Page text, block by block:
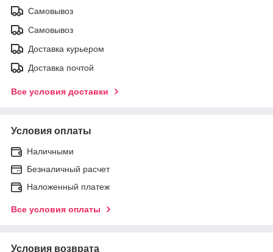
Самовывоз
Самовывоз
Доставка курьером
Доставка почтой
Все условия доставки
Условия оплаты
Наличными
Безналичный расчет
Наложенный платеж
Все условия оплаты
Условия возврата